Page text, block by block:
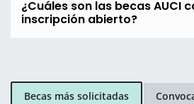
¿Cuáles son las becas AUCI
inscripción abierto?
Becas más solicitadas